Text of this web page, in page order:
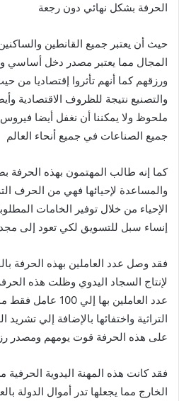
الحرفة بشكل نهائي دون رجعة
حيث أن يعتبر جميع القانطين والساكنين
المجال مما يعتبر مصدر دخل
ورزقهم كما أنهم تأثروا إقتصاديا من
والتصنيع نتيجة للظروف الاقتصادية
ملحوظ ولا يمكننا أن نغفل أيضا
جميع الصناعات في جميع أنحاء العالم
كما إنه طالب المهتمون بهذه الحرفة
والمساعدة لإحيائها فهي من الحرف
الإحياء من خلال توفير الخامات
إنساء سبل للتسويق لكي تعود إلى
لإنتاج السجاد اليدوي وظلت هذه
عدد العاملين بها
التراثية واختفائها بالإضافة إلي
على هذه الحرفة قوت يومهم ومصدر
فقد كانت هذه المهنة اليدوية
الخارج مما يجعلها تدر أموال الدولة